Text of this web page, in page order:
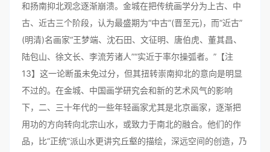
和扬南抑北观念逐渐崩溃。金城在把传统画学分为上古、中
古、近古三个阶段，认为最盛期为“中古”(晋至元)，而“近古”
(明清)名画家“王梦端、沈石田、文征明、唐伯虎、董其昌、
陆包山、徐文长、李流芳诸人”“实近于率尔操弧者。”【注
13】这一论断虽未免过分，但其扭转崇南抑北的意向是明显
不过的。在金城、中国画学研究会和新的艺术风气的影响
下，二、三十年代的一些年轻画家尤其是北京画家，逐渐把
用功的方向转向北宗山水，或致力于南北的融合。他们的作
品，比“正统”派山水更讲究丘壑的描绘，深远空间的创造，乃